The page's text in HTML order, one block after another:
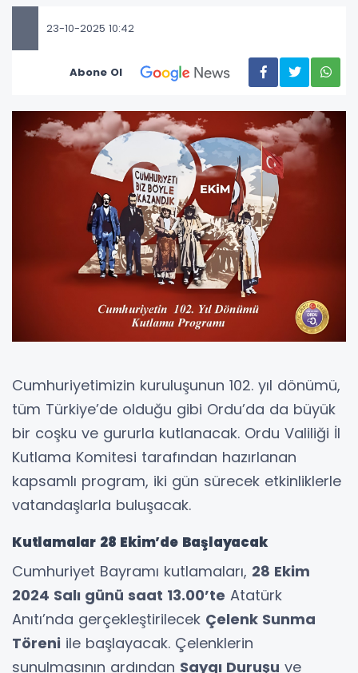
23-10-2025 10:42
Abone Ol
Cumhuriyetimizin kuruluşunun 102. yıl dönümü,
tüm Türkiye’de olduğu gibi Ordu’da da büyük
bir coşku ve gururla kutlanacak. Ordu Valiliği İl
Kutlama Komitesi tarafından hazırlanan
kapsamlı program, iki gün sürecek etkinliklerle
vatandaşlarla buluşacak.
Kutlamalar 28 Ekim’de Başlayacak
Cumhuriyet Bayramı kutlamaları, 28 Ekim
2024 Salı günü saat 13.00’te Atatürk
Anıtı’nda gerçekleştirilecek Çelenk Sunma
Töreni ile başlayacak. Çelenklerin
sunulmasının ardından Saygı Duruşu ve